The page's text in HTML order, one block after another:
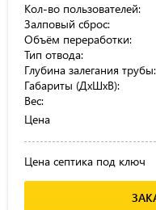
Кол-во пользователей:
Залповый сброс:
Объём переработки:
Тип отвода:
Глубина залегания трубы:
Габариты (ДхШхВ):
Вес:
Цена
Цена септика под ключ